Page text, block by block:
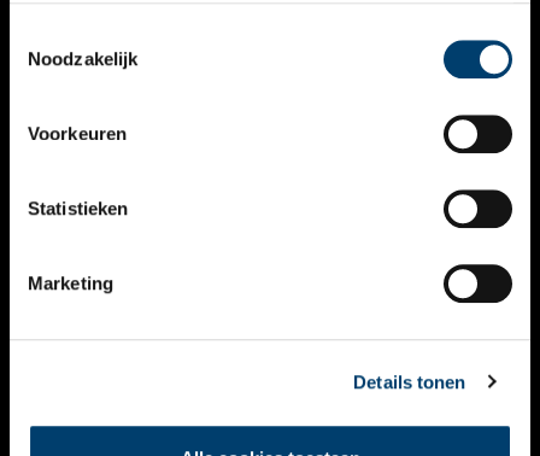
Noodzakelijk
Voorkeuren
Statistieken
Marketing
Details tonen
VERHALEN
KALENDER
THEMA’S
VIDEO’S
CONTACT